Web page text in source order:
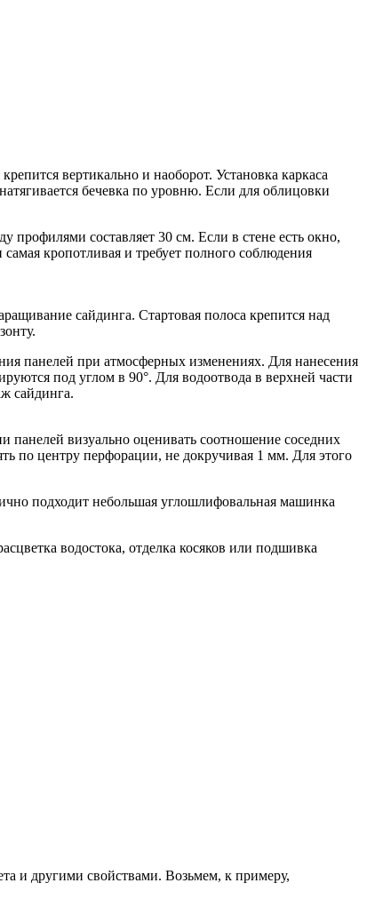
вертикально и наоборот. Установка каркаса
бечевка по уровню. Если для облицовки
профилями составляет 30 см. Если в стене есть окно,
кропотливая и требует полного соблюдения
сайдинга. Стартовая полоса крепится над
панелей при атмосферных изменениях. Для нанесения
под углом в 90°. Для водоотвода в верхней части
сайдинга.
панелей визуально оценивать соотношение соседних
по центру перфорации, не докручивая 1 мм. Для этого
подходит небольшая углошлифовальная машинка
водостока, отделка косяков или подшивка
и другими свойствами. Возьмем, к примеру,